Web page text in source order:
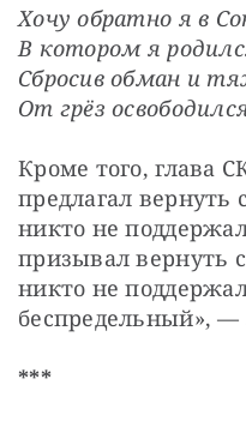
Хочу обратно я в
В котором я
Сбросив обман и
От грёз
Кроме того, глава
предлагал вернуть
никто не
призывал вернуть
никто не
беспредельный», —
***